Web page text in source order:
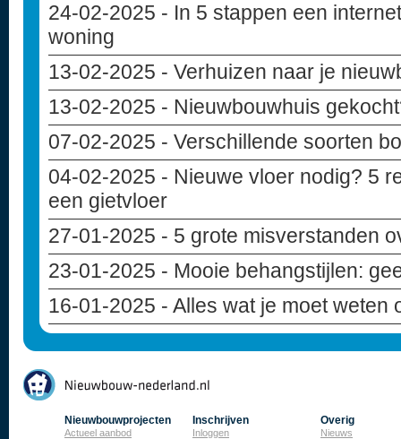
24-02-2025 - In 5 stappen een
woning
13-02-2025 - Verhuizen naar je
13-02-2025 - Nieuwbouwhuis
07-02-2025 - Verschillende soorten
04-02-2025 - Nieuwe vloer nodig? 5
een gietvloer
27-01-2025 - 5 grote misverstanden
23-01-2025 - Mooie behangstijlen:
16-01-2025 - Alles wat je moet weten
Nieuwbouwprojecten
Actueel aanbod
Inschrijven
Inloggen
Overig
Nieuws